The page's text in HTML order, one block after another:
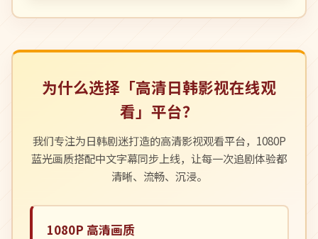
为什么选择「高清日韩影视在线观
看」平台？
我们专注为日韩剧迷打造的高清影视观看平台，1080P
蓝光画质搭配中文字幕同步上线，让每一次追剧体验都
清晰、流畅、沉浸。
1080P 高清画质